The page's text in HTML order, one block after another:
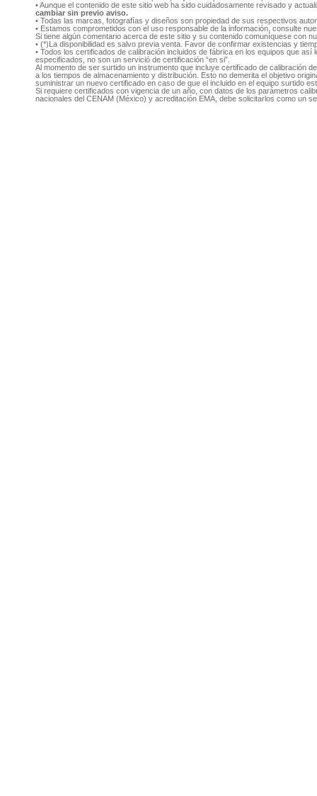
• Aunque el contenido de este sitio web ha sido cuidadosamente revisado y
cambiar sin previo aviso.
• Todas las marcas, fotografías y diseños son propiedad de sus respectivos
• Estamos comprometidos con el uso responsable de la información, consulte
Si tiene algún comentario acerca de este sitio y su contenido comuníquese con
• (*)La disponibilidad es salvo previa venta. Favor de confirmar existencias y
• Todos los certificados de calibración incluidos de fábrica en los equipos que
especificados, no son un servició de certificación “en si”.
Al momento de ser surtido un instrumento que incluye certificado de calibración
a los tiempos de almacenamiento y distribución. Esto no demerita el objetivo
suministrar un nuevo certificado en caso de que el incluido en el equipo surtido
Si requiere certificados con vigencia de un año, con datos de los parámetros
nacionales del CENAM (México) y acreditación EMA, debe solicitarlos como un